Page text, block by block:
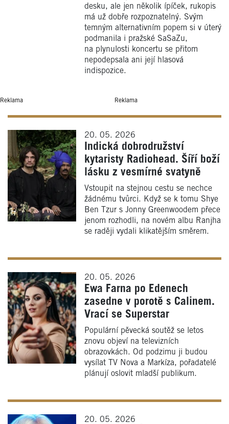
desku, ale jen několik ípíček, rukopis
má už dobře rozpoznatelný. Svým
temným alternativním popem si v úterý
podmanila i pražské SaSaZu,
na plynulosti koncertu se přitom
nepodepsala ani její hlasová
indispozice.
Reklama Reklama
20. 05. 2026
Indická dobrodružství
kytaristy Radiohead. Šíří boží
lásku z vesmírné svatyně
Vstoupit na stejnou cestu se nechce
žádnému tvůrci. Když se k tomu Shye
Ben Tzur s Jonny Greenwoodem přece
jenom rozhodli, na novém albu Ranjha
se raději vydali klikatějším směrem.
20. 05. 2026
Ewa Farna po Edenech
zasedne v porotě s Calinem.
Vrací se Superstar
Populární pěvecká soutěž se letos
znovu objeví na televizních
obrazovkách. Od podzimu ji budou
vysílat TV Nova a Markíza, pořadatelé
plánují oslovit mladší publikum.
20. 05. 2026